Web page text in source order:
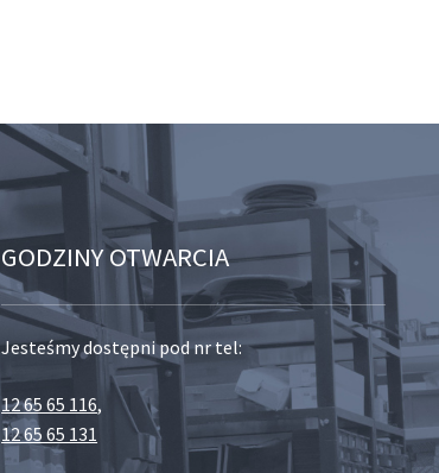
GODZINY OTWARCIA
Jesteśmy dostępni pod nr tel:
12 65 65 116,
12 65 65 131